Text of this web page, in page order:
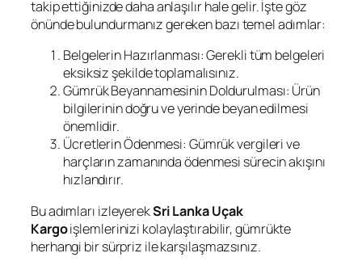
takip ettiğinizde daha anlaşılır hale gelir. İşte göz
önünde bulundurmanız gereken bazı temel adımlar:
Belgelerin Hazırlanması: Gerekli tüm belgeleri
eksiksiz şekilde toplamalısınız.
Gümrük Beyannamesinin Doldurulması: Ürün
bilgilerinin doğru ve yerinde beyan edilmesi
önemlidir.
Ücretlerin Ödenmesi: Gümrük vergileri ve
harçların zamanında ödenmesi sürecin akışını
hızlandırır.
Bu adımları izleyerekSri Lanka Uçak
Kargoişlemlerinizi kolaylaştırabilir, gümrükte
herhangi bir sürpriz ile karşılaşmazsınız.